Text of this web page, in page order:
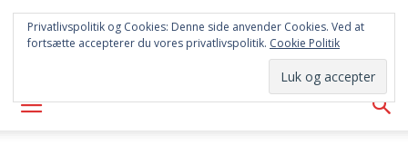
FREDERICIA
AVISEN
Privatlivspolitik og Cookies: Denne side anvender Cookies. Ved at
fortsætte accepterer du vores privatlivspolitik. Cookie Politik